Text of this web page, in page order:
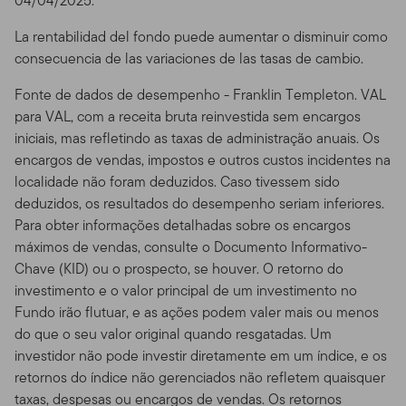
La rentabilidad del fondo puede aumentar o disminuir como
consecuencia de las variaciones de las tasas de cambio.
Fonte de dados de desempenho - Franklin Templeton. VAL
para VAL, com a receita bruta reinvestida sem encargos
iniciais, mas refletindo as taxas de administração anuais. Os
encargos de vendas, impostos e outros custos incidentes na
localidade não foram deduzidos. Caso tivessem sido
deduzidos, os resultados do desempenho seriam inferiores.
Para obter informações detalhadas sobre os encargos
máximos de vendas, consulte o Documento Informativo-
Chave (KID) ou o prospecto, se houver. O retorno do
investimento e o valor principal de um investimento no
Fundo irão flutuar, e as ações podem valer mais ou menos
do que o seu valor original quando resgatadas. Um
investidor não pode investir diretamente em um índice, e os
retornos do índice não gerenciados não refletem quaisquer
taxas, despesas ou encargos de vendas. Os retornos
limite de capacidade e são usados por muitas pessoas,
você não pode usar o Site de qualquer maneira que
possa prejudicar ou sobrecarregar qualquer servidor da
servidor da Franklin Templeton. Você não pode usar o
Site de nenhuma forma que possa interferir com o uso
do site por qualquer outra parte.
Meios de Acesso.De forma geral, este site deve ser
visto através de um browser tradicional de web, com
resolução de tela de 640 por 480 pixels ou mais, como
o Netscape Navigator 6.1 ou o Microsoft Internet
Explorer® 5.5. Apesar de você poder usar outros meios
para navegar no Site, tenha em mente que ele pode
não aparecer da forma mais correta através desses
outros métodos de acesso, e você só vai utilizá-los por
sua própria conta e risco. Você é responsável por definir
os padrões de cache de seu navegador de forma a
garantir que você esteja recebendo os dados mais